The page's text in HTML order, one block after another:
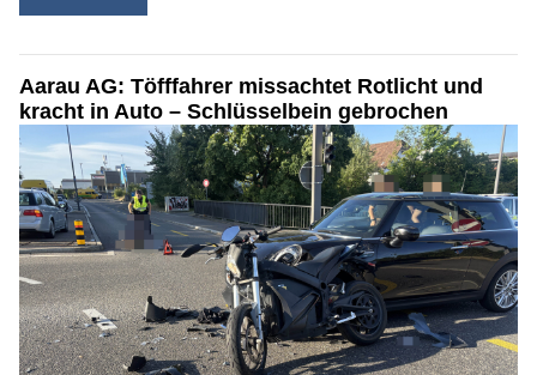
Aarau AG: Töfffahrer missachtet Rotlicht und
kracht in Auto – Schlüsselbein gebrochen